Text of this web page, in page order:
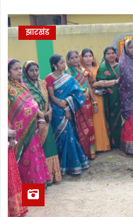
झारखंड